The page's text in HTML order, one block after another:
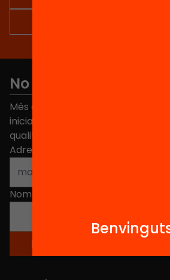
No et perdis res
Més de 40.000 persones ja han
iniciatives, propostes i projectes
qualitat de l'educació a Catalunya.
Adreça electrònica
Nom